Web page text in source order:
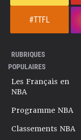
#TTFL
RUBRIQUES
POPULAIRES
Les Français en
NBA
Programme NBA
Classements NBA